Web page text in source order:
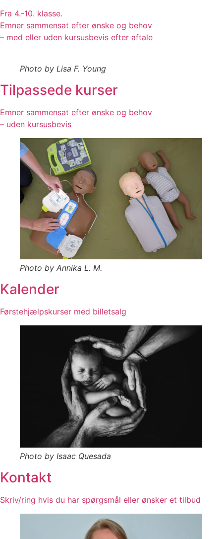
Fra 4.-10. klasse.
Emner sammensat efter ønske og behov
– med eller uden kursusbevis efter aftale
Photo by Lisa F. Young
Tilpassede kurser
Emner sammensat efter ønske og behov
– uden kursusbevis
Photo by Annika L. M.
Kalender
Førstehjælpskurser med billetsalg
Photo by Isaac Quesada
Kontakt
Skriv/ring hvis du har spørgsmål eller ønsker et tilbud